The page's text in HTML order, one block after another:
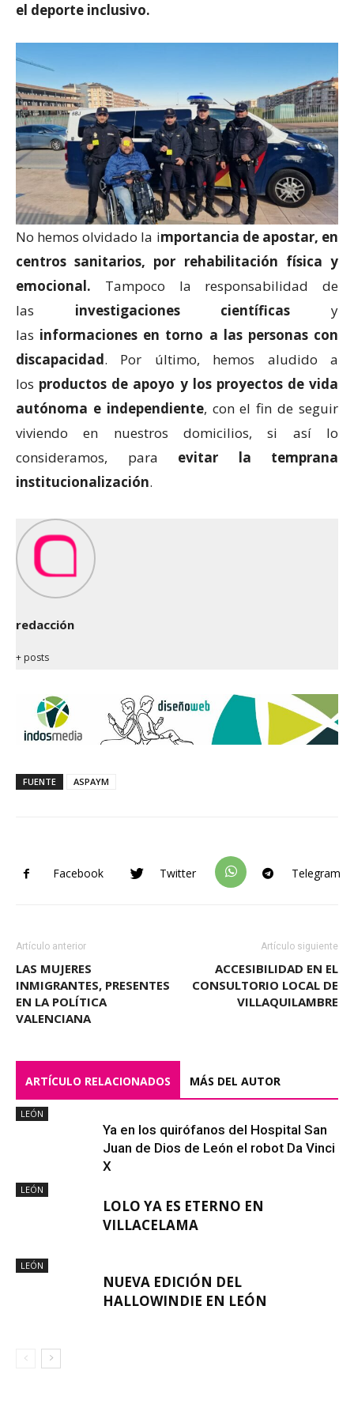
el deporte inclusivo.
No hemos olvidado la importancia de apostar, en
centros sanitarios, por rehabilitación física y
emocional. Tampoco la responsabilidad de
las investigaciones científicas y
las informaciones en torno a las personas con
discapacidad. Por último, hemos aludido a
los productos de apoyo y los proyectos de vida
autónoma e independiente, con el fin de seguir
viviendo en nuestros domicilios, si así lo
consideramos, para evitar la temprana
institucionalización.
redacción
+ posts
FUENTE ASPAYM
Facebook Twitter Telegram
Artículo anterior
LAS MUJERES
INMIGRANTES, PRESENTES
EN LA POLÍTICA
VALENCIANA
Artículo siguiente
ACCESIBILIDAD EN EL
CONSULTORIO LOCAL DE
VILLAQUILAMBRE
ARTÍCULO RELACIONADOS MÁS DEL AUTOR
LEÓN
Ya en los quirófanos del Hospital San
Juan de Dios de León el robot Da Vinci
X
LEÓN
LOLO YA ES ETERNO EN
VILLACELAMA
LEÓN
NUEVA EDICIÓN DEL
HALLOWINDIE EN LEÓN